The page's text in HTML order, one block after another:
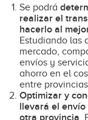
Se podrá
realizar el
hacerlo al
Estudiando las
mercado,
envíos y
ahorro en el
entre
Optimizar y
llevará el
otra provincia.